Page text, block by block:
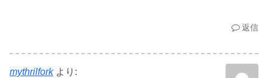
返信
mythrilfork より: